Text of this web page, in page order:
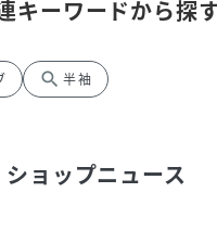
キーワードから探
search 半袖
ショップニュース